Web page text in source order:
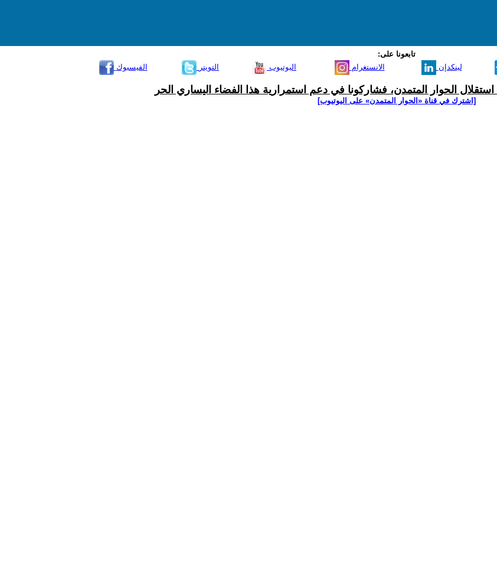
تابعونا على:
الفيسبوك
التويتر اليوتيوب الانستغرام لينكدإن
استقلال الحوار المتمدن، فشاركونا في دعم استمرارية هذا الفضاء اليساري الحر
[اشترك في قناة ‫«الحوار المتمدن» على اليوتيوب]